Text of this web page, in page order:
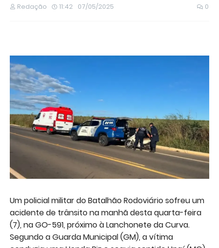
Redação 11:42 07/05/2025 0
Um policial militar do Batalhão Rodoviário sofreu um
acidente de trânsito na manhã desta quarta-feira
(7), na GO-591, próximo à Lanchonete da Curva.
Segundo a Guarda Municipal (GM), a vítima